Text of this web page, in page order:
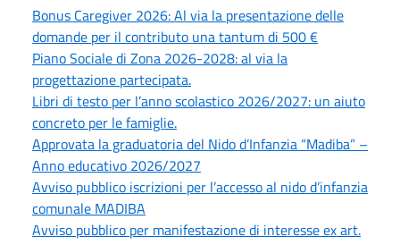
Bonus Caregiver 2026: Al via la presentazione delle
domande per il contributo una tantum di 500 €
Piano Sociale di Zona 2026-2028: al via la
progettazione partecipata.
Libri di testo per l’anno scolastico 2026/2027: un aiuto
concreto per le famiglie.
Approvata la graduatoria del Nido d’Infanzia “Madiba” –
Anno educativo 2026/2027
Avviso pubblico iscrizioni per l’accesso al nido d’infanzia
comunale MADIBA
Avviso pubblico per manifestazione di interesse ex art.